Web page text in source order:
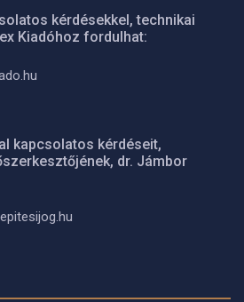
kérdésekkel, technikai
Kiadóhoz fordulhat:
kapcsolatos kérdéseit,
dr. Jámbor